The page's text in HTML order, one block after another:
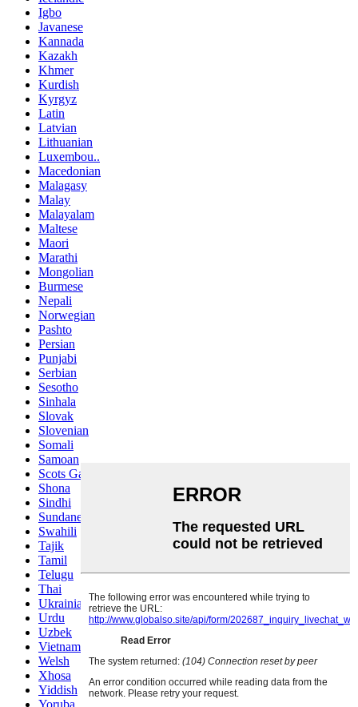
Igbo
Javanese
Kannada
Kazakh
Khmer
Kurdish
Kyrgyz
Latin
Latvian
Lithuanian
Luxembou..
Macedonian
Malagasy
Malay
Malayalam
Maltese
Maori
Marathi
Mongolian
Burmese
Nepali
Norwegian
Pashto
Persian
Punjabi
Serbian
Sesotho
Sinhala
Slovak
Slovenian
Somali
Samoan
Scots Gaelic
Shona
Sindhi
Sundanese
Swahili
Tajik
Tamil
Telugu
Thai
Ukrainian
Urdu
Uzbek
Vietnamese
Welsh
Xhosa
Yiddish